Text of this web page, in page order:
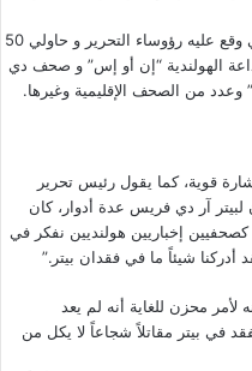
ونشرت جميع الصحف الكبرى تقريباً بيان نعي وقع عليه رؤوساء التحرير و حاولي 50
الهولندية “إن أو إس” و صحف دي
قوية، كما يقول رئيس تحرير
آر دي فريس عدة أدوار، كان
إخباريين هولنديين نفكر في
شيئاً ما في فقدان بيتر.”
محزن للغاية أنه لم يعد
في بيتر مقاتلاً شجاعاً لا يكل من